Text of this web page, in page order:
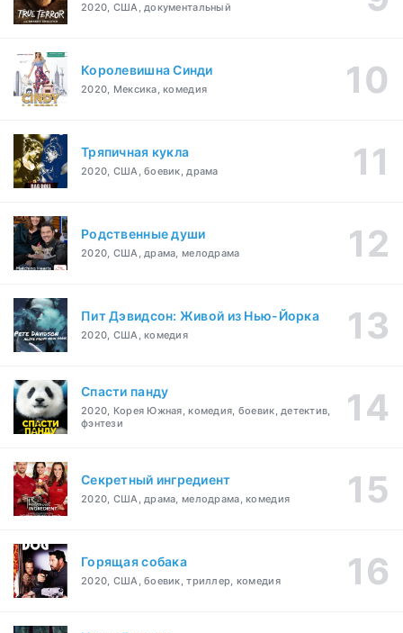
2020, США, документальный
Королевишна Синди
2020, Мексика, комедия
Тряпичная кукла
2020, США, боевик, драма
Родственные души
2020, США, драма, мелодрама
Пит Дэвидсон: Живой из Нью-Йорка
2020, США, комедия
Спасти панду
2020, Корея Южная, комедия, боевик, детектив,
фэнтези
Секретный ингредиент
2020, США, драма, мелодрама, комедия
Горящая собака
2020, США, боевик, триллер, комедия